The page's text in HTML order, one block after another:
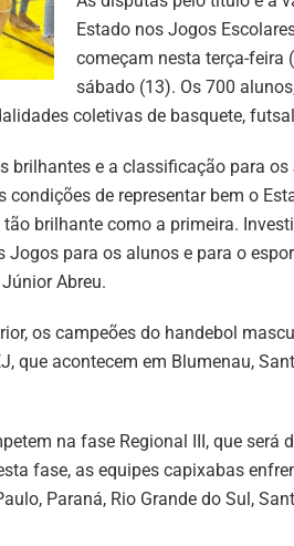
Estado nos Jogos
começam nesta terça-feira
sábado (13). Os 700
coletivas de basquete,
brilhantes e a classificação para
de representar bem o
brilhante como a primeira.
para os alunos e para o
Abreu.
os campeões do handebol
que acontecem em Blumenau,
na fase Regional III, que será
fase, as equipes capixabas
Paraná, Rio Grande do Sul,